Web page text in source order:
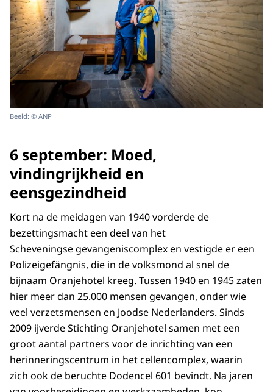
Beeld: © ANP
6 september: Moed,
vindingrijkheid en
eensgezindheid
Kort na de meidagen van 1940 vorderde de
bezettingsmacht een deel van het
Scheveningse gevangeniscomplex en vestigde er een
Polizeigefängnis, die in de volksmond al snel de
bijnaam Oranjehotel kreeg. Tussen 1940 en 1945 zaten
hier meer dan 25.000 mensen gevangen, onder wie
veel verzetsmensen en Joodse Nederlanders. Sinds
2009 ijverde Stichting Oranjehotel samen met een
groot aantal partners voor de inrichting van een
herinneringscentrum in het cellencomplex, waarin
zich ook de beruchte Dodencel 601 bevindt. Na jaren